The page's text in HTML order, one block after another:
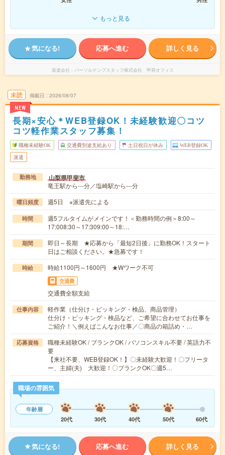
もっと見る
気になる! 応募へ進む 詳しく見る
派遣会社 パーソルテンプスタッフ株式会社 甲府オフィス
未読
NEW
掲載日 2026/08/07
長期×安心＊WEB登録OK！未経験歓迎〇コツ
コツ軽作業スタッフ募集！
職種未経験OK 交通費別途支給あり 土日祝日が休み WEB登録OK
派遣
勤務地 山梨県甲斐市
竜王駅から---分／塩崎駅から---分
曜日頻度 週5日 ※派遣先による
時間
週5フルタイムがメインです！＜勤務時間の例＞8:00～
17:008:30～17:309:00～18:…
期間
即日～長期 ★応募から「最短2日後」に勤務OK！スタート
日はご相談ください。★急募です！
時給 時給1100円～1600円 ★Wワーク不可
交通費
交通費全額支給
仕事内容
軽作業（仕分け・ピッキング・検品、商品管理）
仕分け・ピッキング・検品など、ご希望に合わせてお仕事を
ご紹介！＼例えばこんなお仕事／〇商品の箱詰め・…
応募資格
職種未経験OK / ブランクOK / パソコンスキル不要 / 英語力不
要
【来社不要、WEB登録OK！】〇未経験大歓迎！〇フリータ
ー、主婦(夫) 大歓迎！〇ブランクOK〇週5…
職場の雰囲気
年齢層
20代
30代 40代 50代 60代
気になる! 応募へ進む 詳しく見る